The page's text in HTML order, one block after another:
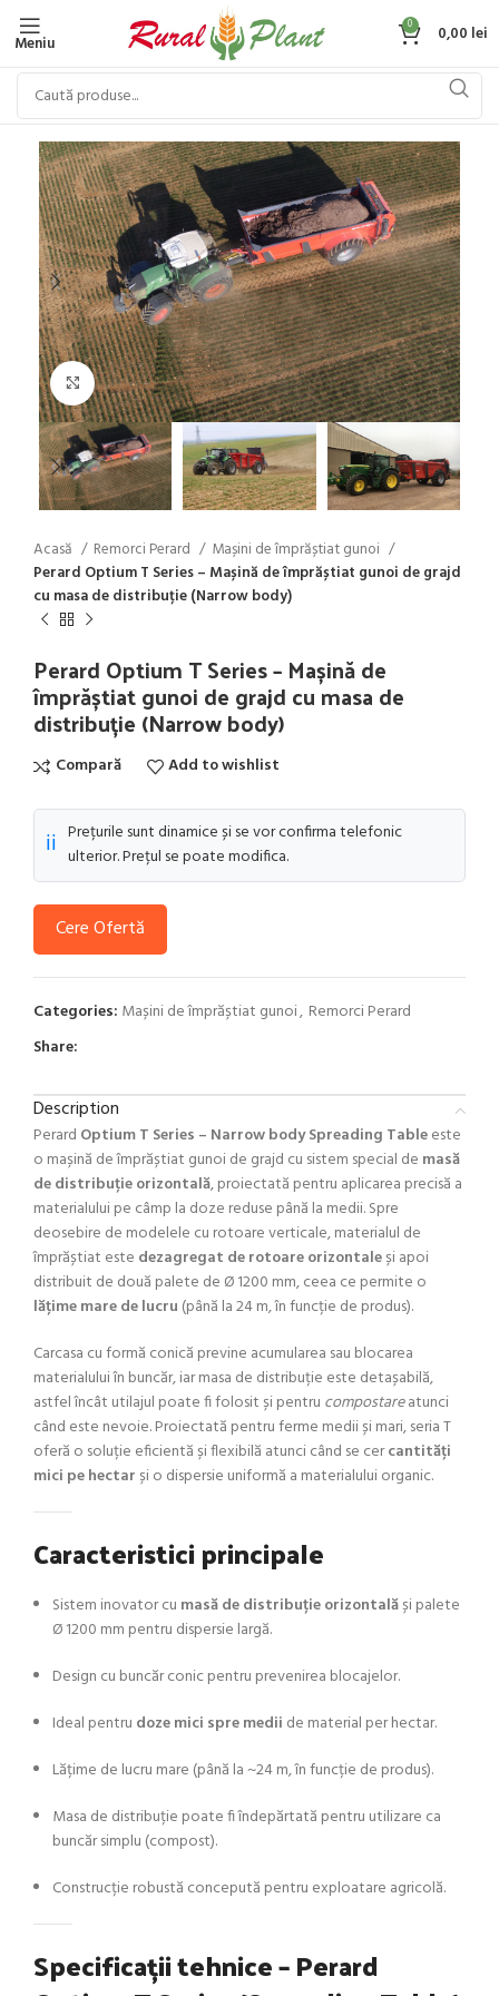
Meniu
0 0,00 lei
Click to enlarge
Acasă Remorci Perard
Mașini de împrăștiat gunoi
Perard Optium T Series – Mașină de împrăștiat gunoi de grajd
cu masa de distribuție (Narrow body)
Perard Optium T Series – Mașină de
împrăștiat gunoi de grajd cu masa de
distribuție (Narrow body)
Compară Add to wishlist
ℹ️ Prețurile sunt dinamice și se vor confirma telefonic
ulterior. Prețul se poate modifica.
Cere Ofertă
Categories: Mașini de împrăștiat gunoi, Remorci Perard
Share:
Description
Perard Optium T Series – Narrow body Spreading Tableeste
o mașină de împrăștiat gunoi de grajd cu sistem special de masă
de distribuție orizontală, proiectată pentru aplicarea precisă a
materialului pe câmp la doze reduse până la medii. Spre
deosebire de modelele cu rotoare verticale, materialul de
împrăștiat este dezagregat de rotoare orizontaleși apoi
distribuit de două palete de Ø 1200 mm, ceea ce permite o
lățime mare de lucru (până la 24 m, în funcție de produs).
Carcasa cu formă conică previne acumularea sau blocarea
materialului în buncăr, iar masa de distribuție este detașabilă,
astfel încât utilajul poate fi folosit și pentru compostareatunci
când este nevoie. Proiectată pentru ferme medii și mari, seria T
oferă o soluție eficientă și flexibilă atunci când se cercantități
mici pe hectar și o dispersie uniformă a materialului organic.
Caracteristici principale
Sistem inovator cu masă de distribuție orizontalăși palete
Ø 1200 mm pentru dispersie largă.
Design cu buncăr conic pentru prevenirea blocajelor.
Ideal pentru doze mici spre medii de material per hectar.
Lățime de lucru mare (până la ~24 m, în funcție de produs).
Masa de distribuție poate fi îndepărtată pentru utilizare ca
buncăr simplu (compost).
Construcție robustă concepută pentru exploatare agricolă.
Specificații tehnice – Perard